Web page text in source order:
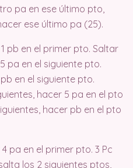
pa en ese último pto,
ese último pa (25).
pb en el primer pto. Saltar
pa en el siguiente pto.
en el siguiente pto.
hacer 5 pa en el pto
hacer pb en el pto
pa en el primer pto. 3 Pc
los 2 siguientes ptos,